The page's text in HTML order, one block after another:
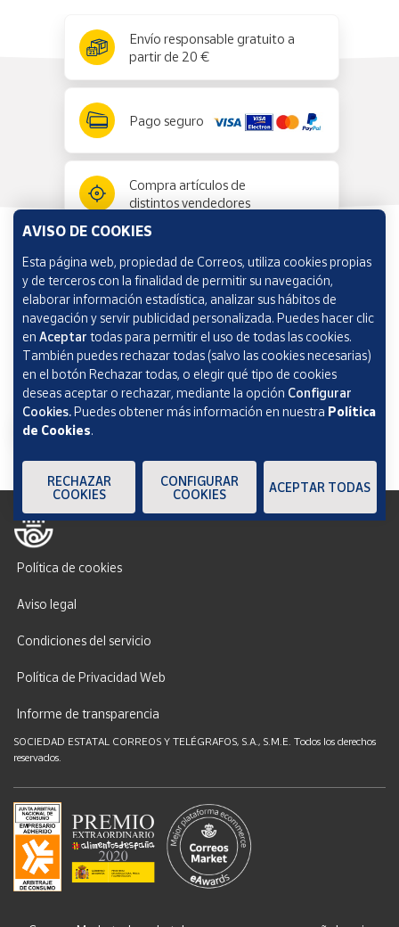
Envío responsable gratuito a
partir de 20 €
Pago seguro
Compra artículos de
distintos vendedores
Información y ayuda
Correos Market
Política de cookies
Aviso legal
Condiciones del servicio
Política de Privacidad Web
Informe de transparencia
SOCIEDAD ESTATAL CORREOS Y TELÉGRAFOS, S.A., S.M.E. Todos los derechos
reservados.
AVISO DE COOKIES
Esta página web, propiedad de Correos, utiliza cookies propias
y de terceros con la finalidad de permitir su navegación,
elaborar información estadística, analizar sus hábitos de
navegación y servir publicidad personalizada. Puedes hacer clic
en Aceptar todas para permitir el uso de todas las cookies.
También puedes rechazar todas (salvo las cookies necesarias)
en el botón Rechazar todas, o elegir qué tipo de cookies
deseas aceptar o rechazar, mediante la opción Configurar
Cookies.Puedes obtener más información en nuestra Política
de Cookies.
RECHAZAR
COOKIES
CONFIGURAR
COOKIES
ACEPTAR TODAS